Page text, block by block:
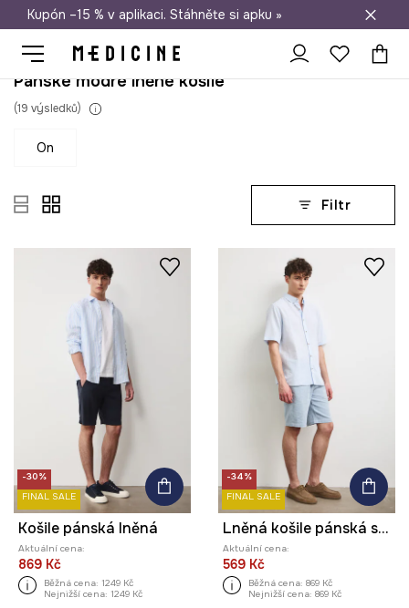
Doprava zdarma při nákupu nad 1 200 Kč
Kupón –15 % v aplikaci. Stáhněte si apku »
Pánské modré lněné košile
(19 výsledků)
on
Filtr
-30%
FINAL SALE
Košile pánská lněná
Aktuální cena:
869 Kč
Běžná cena: 1249 Kč
Nejnižší cena: 1249 Kč
-34%
FINAL SALE
Lněná košile pánská s límcem button-down modrá barva
Aktuální cena:
569 Kč
Běžná cena: 869 Kč
Nejnižší cena: 869 Kč